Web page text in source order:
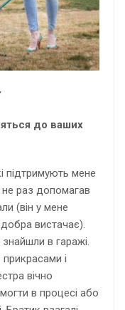
до ваших
підтримують мене
раз допомагав
(він у мене
вистачає).
в гаражі.
і
вічно
в процесі або